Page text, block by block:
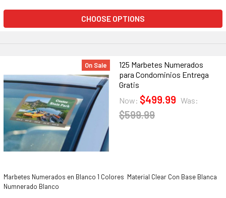
CHOOSE OPTIONS
On Sale
125 Marbetes Numerados
para Condominios Entrega
Gratis
Now: $499.99 Was:
$599.99
Marbetes Numerados en Blanco 1 Colores Material Clear Con Base Blanca
Numnerado Blanco